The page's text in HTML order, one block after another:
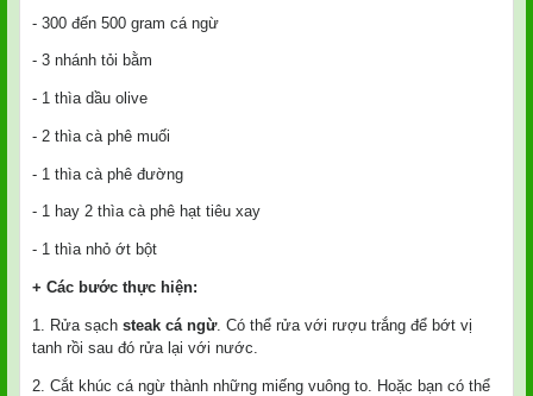
- 300 đến 500 gram cá ngừ
- 3 nhánh tỏi bằm
- 1 thìa dầu olive
- 2 thìa cà phê muối
- 1 thìa cà phê đường
- 1 hay 2 thìa cà phê hạt tiêu xay
- 1 thìa nhỏ ớt bột
+ Các bước thực hiện:
1. Rửa sạch steak cá ngừ. Có thể rửa với rượu trắng để bớt vị
tanh rồi sau đó rửa lại với nước.
2. Cắt khúc cá ngừ thành những miếng vuông to. Hoặc bạn có thể